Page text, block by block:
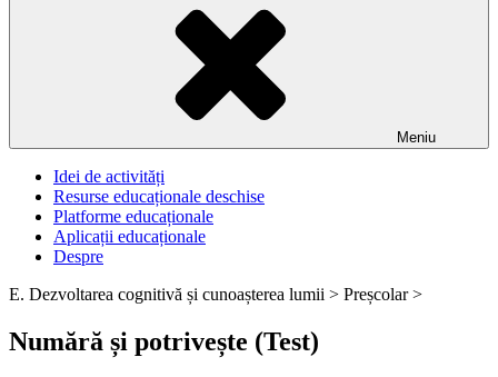
Meniu
Idei de activități
Resurse educaționale deschise
Platforme educaționale
Aplicații educaționale
Despre
E. Dezvoltarea cognitivă și cunoașterea lumii > Preșcolar >
Numără și potrivește (Test)